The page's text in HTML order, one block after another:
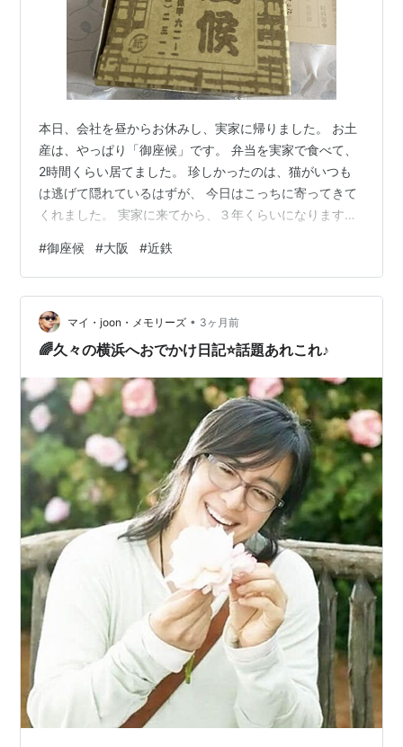
本日、会社を昼からお休みし、実家に帰りました。 お土
産は、やっぱり「御座候」です。 弁当を実家で食べて、
2時間くらい居てました。 珍しかったのは、猫がいつも
は逃げて隠れているはずが、 今日はこっちに寄ってきて
くれました。 実家に来てから、３年くらいになりますか
www.gozasoro.co.jp ランキング参加中食べ物 ランキン
グ参加中挑戦する40代・50代 ランキング参加中雑談 ラ
ンキング参加中読書
#御座候 #大阪 #近鉄
マイ・joon・メモリーズ • 3ヶ月前
🌈久々の横浜へおでかけ日記⭐話題あれこれ♪